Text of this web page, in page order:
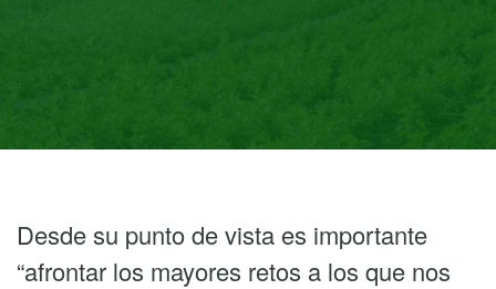
Desde su punto de vista es importante
“afrontar los mayores retos a los que nos